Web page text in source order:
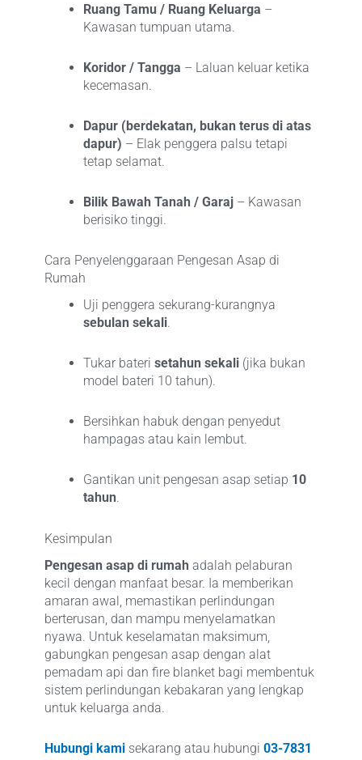
Ruang Tamu / Ruang Keluarga –
Kawasan tumpuan utama.
Koridor / Tangga – Laluan keluar ketika
kecemasan.
Dapur (berdekatan, bukan terus di atas
dapur) – Elak penggera palsu tetapi
tetap selamat.
Bilik Bawah Tanah / Garaj – Kawasan
berisiko tinggi.
Cara Penyelenggaraan Pengesan Asap di
Rumah
Uji penggera sekurang-kurangnya
sebulan sekali.
Tukar bateri setahun sekali (jika bukan
model bateri 10 tahun).
Bersihkan habuk dengan penyedut
hampagas atau kain lembut.
Gantikan unit pengesan asap setiap 10
tahun.
Kesimpulan
Pengesan asap di rumah adalah pelaburan
kecil dengan manfaat besar. Ia memberikan
amaran awal, memastikan perlindungan
berterusan, dan mampu menyelamatkan
nyawa. Untuk keselamatan maksimum,
gabungkan pengesan asap dengan alat
pemadam api dan fire blanket bagi membentuk
sistem perlindungan kebakaran yang lengkap
untuk keluarga anda.
Hubungi kami sekarang atau hubungi 03-7831